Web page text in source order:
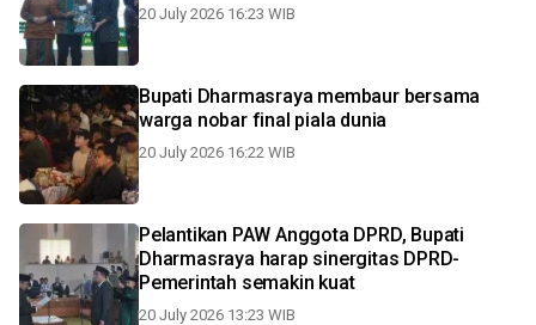
20 July 2026 16:23 WIB
Bupati Dharmasraya membaur bersama
warga nobar final piala dunia
20 July 2026 16:22 WIB
Pelantikan PAW Anggota DPRD, Bupati
Dharmasraya harap sinergitas DPRD-
Pemerintah semakin kuat
20 July 2026 13:23 WIB